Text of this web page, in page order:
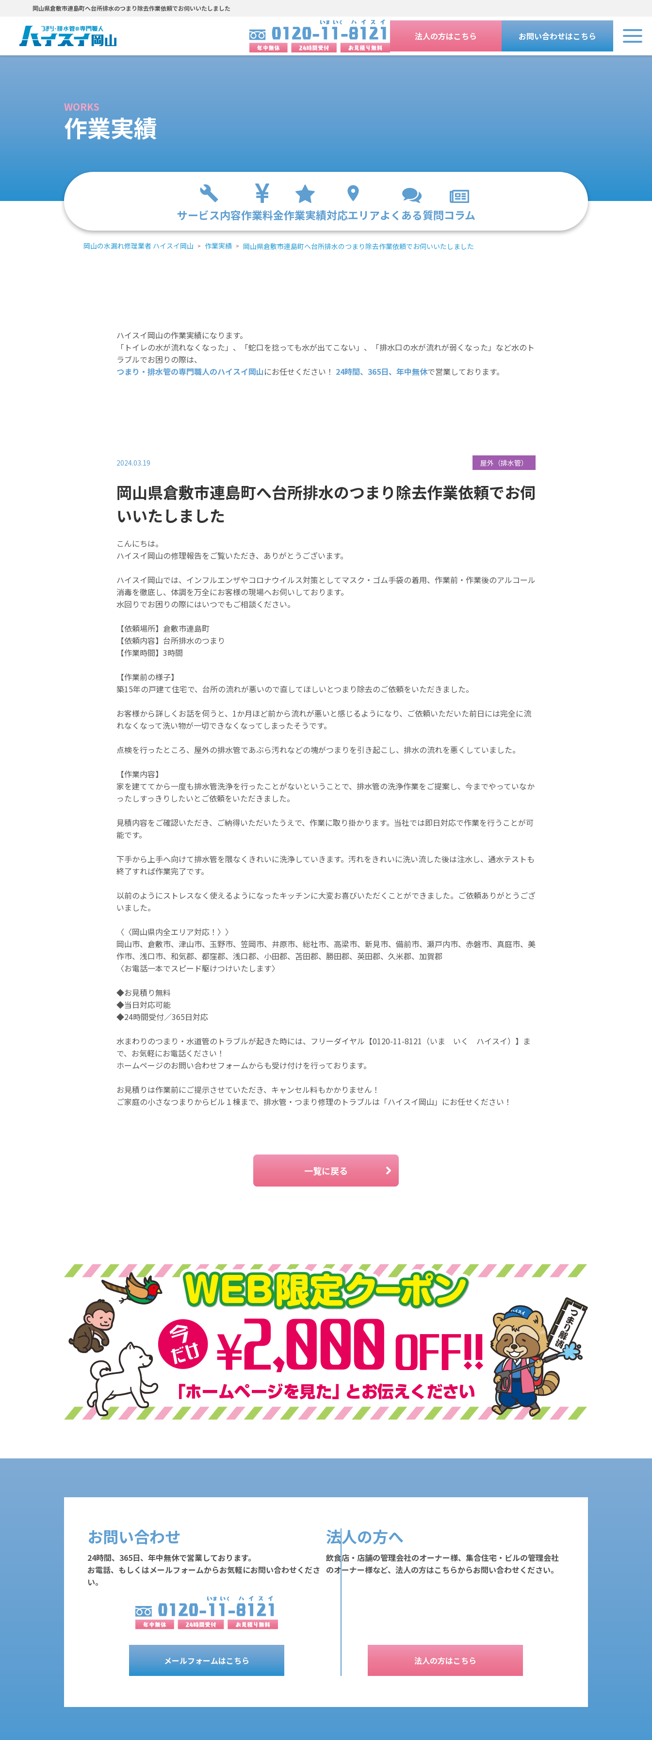
岡山県倉敷市連島町へ台所排水のつまり除去作業依頼でお伺いいたしました
法人の方はこちら お問い合わせはこちら
WORKS
作業実績
サービス内容作業料金作業実績対応エリアよくある質問コラム
岡山の水漏れ修理業者 ハイスイ岡山 作業実績 岡山県倉敷市連島町へ台所排水のつまり除去作業依頼でお伺いいたしました
ハイスイ岡山の作業実績になります。
「トイレの水が流れなくなった」、「蛇口を捻っても水が出てこない」、「排水口の水が流れが弱くなった」など水のト
ラブルでお困りの際は、
つまり・排水管の専門職人のハイスイ岡山にお任せください！ 24時間、365日、年中無休で営業しております。
2024.03.19 屋外（排水管）
岡山県倉敷市連島町へ台所排水のつまり除去作業依頼でお伺
いいたしました
こんにちは。
ハイスイ岡山の修理報告をご覧いただき、ありがとうございます。
ハイスイ岡山では、インフルエンザやコロナウイルス対策としてマスク・ゴム手袋の着用、作業前・作業後のアルコール
消毒を徹底し、体調を万全にお客様の現場へお伺いしております。
水回りでお困りの際にはいつでもご相談ください。
【依頼場所】倉敷市連島町
【依頼内容】台所排水のつまり
【作業時間】3時間
【作業前の様子】
築15年の戸建て住宅で、台所の流れが悪いので直してほしいとつまり除去のご依頼をいただきました。
お客様から詳しくお話を伺うと、1か月ほど前から流れが悪いと感じるようになり、ご依頼いただいた前日には完全に流
れなくなって洗い物が一切できなくなってしまったそうです。
点検を行ったところ、屋外の排水管であぶら汚れなどの塊がつまりを引き起こし、排水の流れを悪くしていました。
【作業内容】
家を建ててから一度も排水管洗浄を行ったことがないということで、排水管の洗浄作業をご提案し、今までやっていなか
ったしすっきりしたいとご依頼をいただきました。
見積内容をご確認いただき、ご納得いただいたうえで、作業に取り掛かります。当社では即日対応で作業を行うことが可
能です。
下手から上手へ向けて排水管を隈なくきれいに洗浄していきます。汚れをきれいに洗い流した後は注水し、通水テストも
終了すれば作業完了です。
以前のようにストレスなく使えるようになったキッチンに大変お喜びいただくことができました。ご依頼ありがとうござ
いました。
〈〈岡山県内全エリア対応！〉〉
岡山市、倉敷市、津山市、玉野市、笠岡市、井原市、総社市、高梁市、新見市、備前市、瀬戸内市、赤磐市、真庭市、美
作市、浅口市、和気郡、都窪郡、浅口郡、小田郡、苫田郡、勝田郡、英田郡、久米郡、加賀郡
〈お電話一本でスピード駆けつけいたします〉
◆お見積り無料
◆当日対応可能
◆24時間受付／365日対応
水まわりのつまり・水道管のトラブルが起きた時には、フリーダイヤル【0120-11-8121（いま いく ハイスイ）】ま
で、お気軽にお電話ください！
ホームページのお問い合わせフォームからも受け付けを行っております。
お見積りは作業前にご提示させていただき、キャンセル料もかかりません！
ご家庭の小さなつまりからビル１棟まで、排水管・つまり修理のトラブルは「ハイスイ岡山」にお任せください！
一覧に戻る
お問い合わせ
24時間、365日、年中無休で営業しております。
お電話、もしくはメールフォームからお気軽にお問い合わせくださ
い。
メールフォームはこちら
法人の方へ
飲食店・店舗の管理会社のオーナー様、集合住宅・ビルの管理会社
のオーナー様など、法人の方はこちらからお問い合わせください。
法人の方はこちら